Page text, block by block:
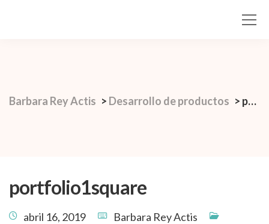
Barbara Rey Actis > Desarrollo de productos > portfolio1square
portfolio1square
abril 16, 2019 Barbara Rey Actis